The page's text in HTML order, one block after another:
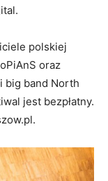
polskiej
oraz
big band North
jest bezpłatny.